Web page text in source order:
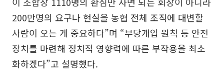
200만명의 요구나 현실을 농협 전체 조직에 대변할
사람이 오는 게 중요하다”며 “부당개입 원칙 등 안전
장치를 마련해 정치적 영향력에 따른 부작용을 최소
화하겠다”고 설명했다.